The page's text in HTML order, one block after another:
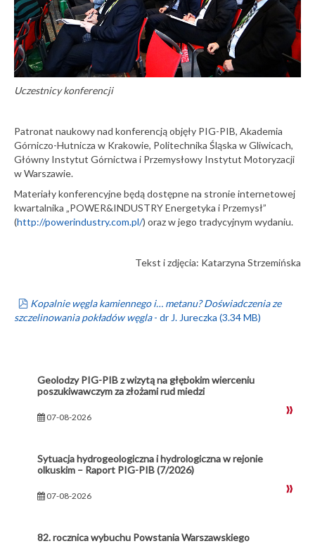
Uczestnicy konferencji
Patronat naukowy nad konferencją objęły PIG-PIB, Akademia
Górniczo-Hutnicza w Krakowie, Politechnika Śląska w Gliwicach,
Główny Instytut Górnictwa i Przemysłowy Instytut Motoryzacji
w Warszawie.
Materiały konferencyjne będą dostępne na stronie internetowej
kwartalnika „POWER&INDUSTRY Energetyka i Przemysł”
(http://powerindustry.com.pl/) oraz w jego tradycyjnym wydaniu.
Tekst i zdjęcia: Katarzyna Strzemińska
pdf
Kopalnie węgla kamiennego i… metanu? Doświadczenia ze
szczelinowania pokładów węgla- dr J. Jureczka (3.34 MB)
Geolodzy PIG-PIB z wizytą na głębokim wierceniu
poszukiwawczym za złożami rud miedzi
07-08-2026
Sytuacja hydrogeologiczna i hydrologiczna w rejonie
olkuskim – Raport PIG-PIB (7/2026)
07-08-2026
82. rocznica wybuchu Powstania Warszawskiego